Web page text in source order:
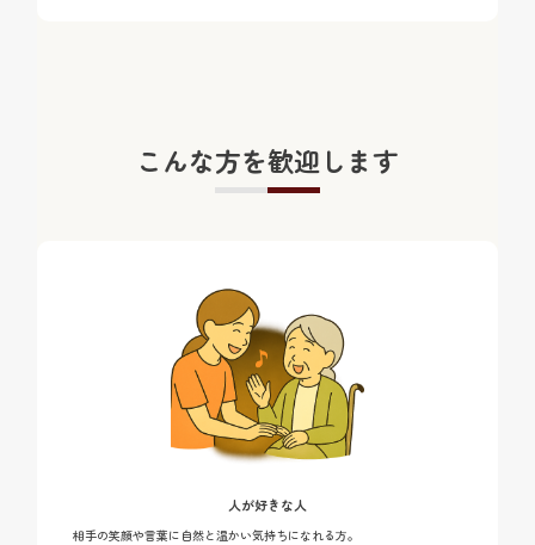
こんな方を歓迎します
人が好きな人
相手の笑顔や言葉に自然と温かい気持ちになれる方。